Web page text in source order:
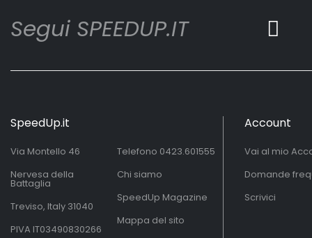
Segui SPEEDUP.IT
SpeedUp.it
Via Montello 46
Nervesa della
Battaglia
Treviso, Italy 31040
PIVA IT03490830266
Telefono 0423.601555
Chi siamo
SpeedUp Magazine
Mappa del sito
Account
Vai al mio
Domande
Scrivici